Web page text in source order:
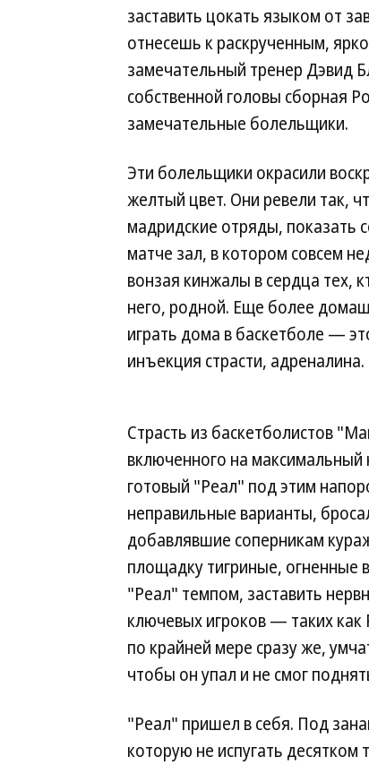
заставить цокать языком от
отнесешь к раскрученным,
замечательный тренер Дэвид
собственной головы сборная
замечательные болельщики.
Эти болельщики окрасили
желтый цвет. Они ревели так,
мадридские отряды,
матче зал, в котором совсем
вонзая кинжалы в сердца тех,
него, родной. Еще более
играть дома в баскетболе —
инъекция страсти, адреналина.
Страсть из баскетболистов
включенного на
готовый "Реал" под этим
неправильные варианты,
добавлявшие соперникам
площадку тигриные, огненные
"Реал" темпом, заставить
ключевых игроков — таких как
по крайней мере сразу же,
чтобы он упал и не смог
"Реал" пришел в себя. Под
которую не испугать десятком